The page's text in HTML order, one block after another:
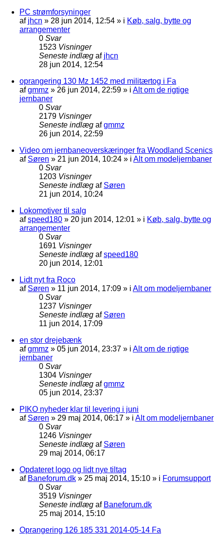
PC strømforsyninger
af jhcn » 28 jun 2014, 12:54 » i Køb, salg, bytte og
arrangementer
0 Svar
1523 Visninger
Seneste indlæg af jhcn
28 jun 2014, 12:54
oprangering 130 Mz 1452 med militærtog i Fa
afgmmz » 26 jun 2014, 22:59 » i Alt om de rigtige
jernbaner
0 Svar
2179 Visninger
Seneste indlæg afgmmz
26 jun 2014, 22:59
Video om jernbaneoverskæringer fra Woodland Scenics
af Søren » 21 jun 2014, 10:24 » i Alt om modeljernbaner
0 Svar
1203 Visninger
Seneste indlæg af Søren
21 jun 2014, 10:24
Lokomotiver til salg
afspeed180 » 20 jun 2014, 12:01 » i Køb, salg, bytte og
arrangementer
0 Svar
1691 Visninger
Seneste indlæg afspeed180
20 jun 2014, 12:01
Lidt nyt fra Roco
af Søren » 11 jun 2014, 17:09 » i Alt om modeljernbaner
0 Svar
1237 Visninger
Seneste indlæg af Søren
11 jun 2014, 17:09
en stor drejebænk
afgmmz » 05 jun 2014, 23:37 » i Alt om de rigtige
jernbaner
0 Svar
1304 Visninger
Seneste indlæg afgmmz
05 jun 2014, 23:37
PIKO nyheder klar til levering i juni
af Søren » 29 maj 2014, 06:17 » i Alt om modeljernbaner
0 Svar
1246 Visninger
Seneste indlæg af Søren
29 maj 2014, 06:17
Opdateret logo og lidt nye tiltag
af Baneforum.dk » 25 maj 2014, 15:10 » i Forumsupport
0 Svar
3519 Visninger
Seneste indlæg af Baneforum.dk
25 maj 2014, 15:10
Oprangering 126 185 331 2014-05-14 Fa